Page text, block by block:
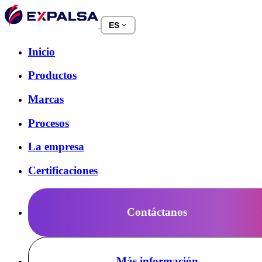
ES
Inicio
Productos
Marcas
Procesos
La empresa
Certificaciones
Contáctanos